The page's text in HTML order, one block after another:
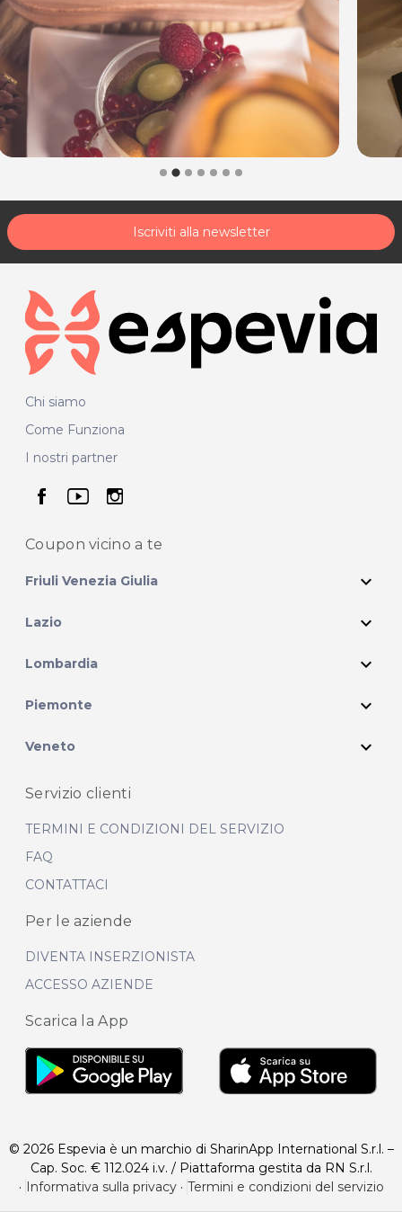
Iscriviti alla newsletter
Chi siamo
Come Funziona
I nostri partner
seguici su facebook
seguici su youtube
seguici su instagram
Coupon vicino a te
Friuli Venezia Giulia expand_more
Lazio expand_more
Lombardia expand_more
Piemonte expand_more
Veneto expand_more
Servizio clienti
TERMINI E CONDIZIONI DEL SERVIZIO
FAQ
CONTATTACI
Per le aziende
DIVENTA INSERZIONISTA
ACCESSO AZIENDE
Scarica la App
© 2026 Espevia è un marchio di SharinApp International S.r.l. –
Cap. Soc. € 112.024 i.v. / Piattaforma gestita da RN S.r.l.
· Informativa sulla privacy· Termini e condizioni del servizio